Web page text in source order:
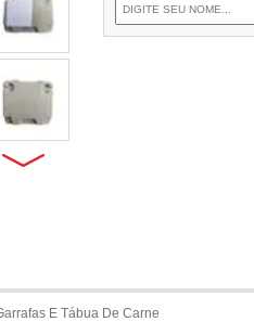
E Tábua De Carne